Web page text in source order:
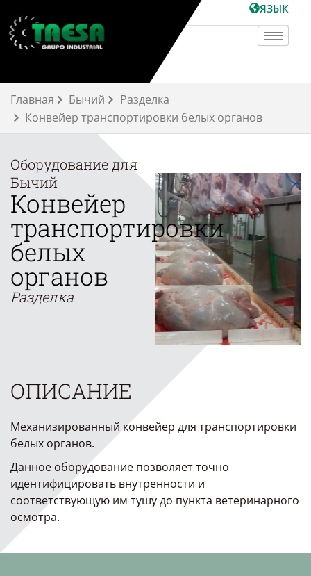
содержимому
ЯЗЫК
Главная Бычий
Разделка
Конвейер транспортировки белых органов
Оборудование для
Бычий
Конвейер
транспортировки
белых
органов
Разделка
ОПИСАНИЕ
Механизированный конвейер для транспортировки
белых органов.
Данное оборудование позволяет точно
идентифицировать внутренности и
соответствующую им тушу до пункта ветеринарного
осмотра.